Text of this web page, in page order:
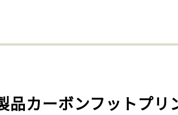
品カーボンフットプリ